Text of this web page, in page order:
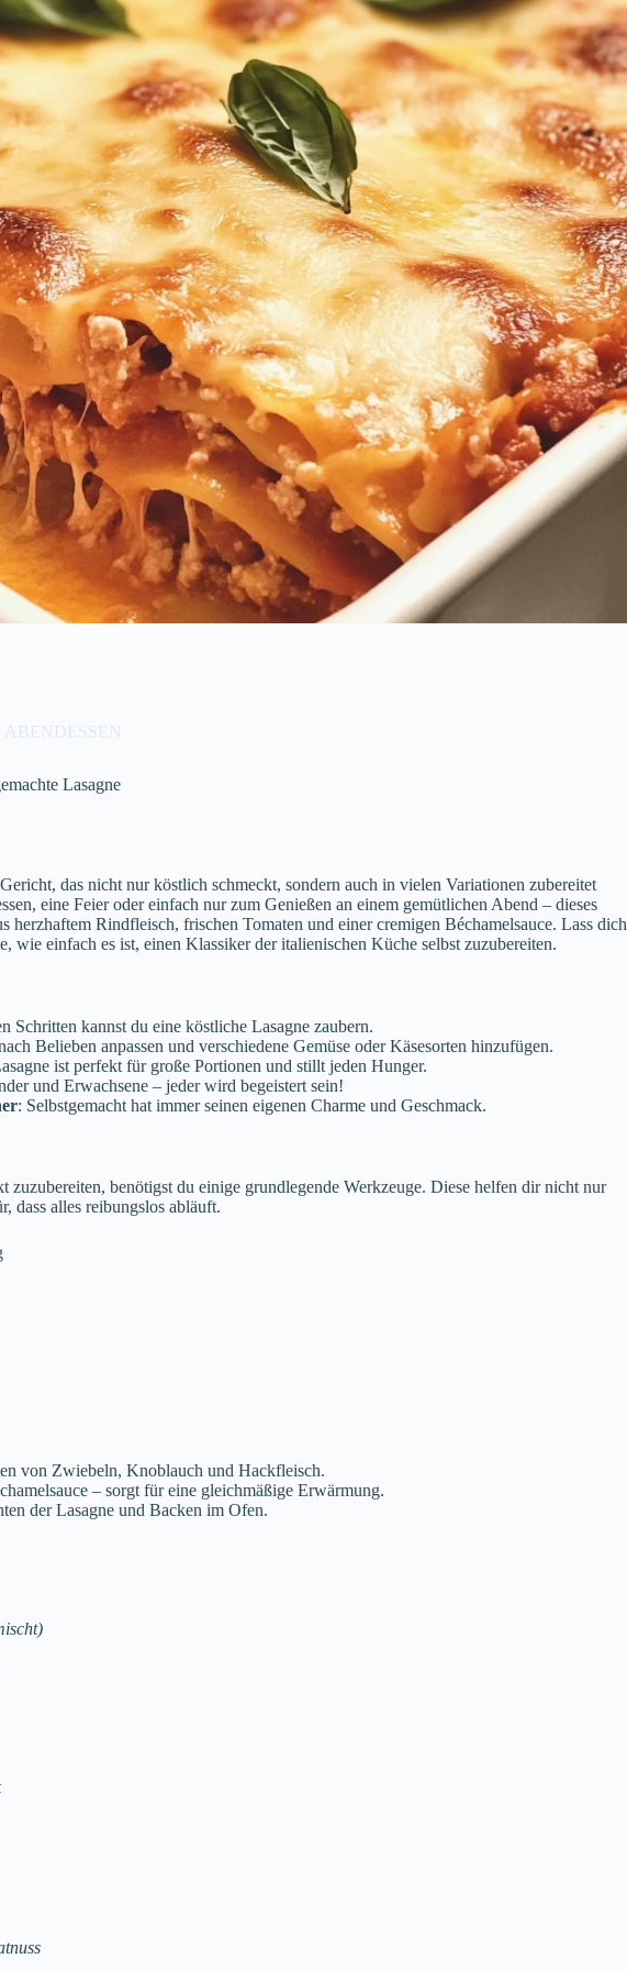
ABENDESSEN
Lasagne
das nicht nur köstlich schmeckt, sondern auch in vielen Variationen zubereitet
eine Feier oder einfach nur zum Genießen an einem gemütlichen Abend – dieses
herzhaftem Rindfleisch, frischen Tomaten und einer cremigen Béchamelsauce. Lass dich
wie einfach es ist, einen Klassiker der italienischen Küche selbst zuzubereiten.
Schritten kannst du eine köstliche Lasagne zaubern.
Belieben anpassen und verschiedene Gemüse oder Käsesorten hinzufügen.
ist perfekt für große Portionen und stillt jeden Hunger.
und Erwachsene – jeder wird begeistert sein!
: Selbstgemacht hat immer seinen eigenen Charme und Geschmack.
zuzubereiten, benötigst du einige grundlegende Werkzeuge. Diese helfen dir nicht nur
dass alles reibungslos abläuft.
von Zwiebeln, Knoblauch und Hackfleisch.
– sorgt für eine gleichmäßige Erwärmung.
der Lasagne und Backen im Ofen.